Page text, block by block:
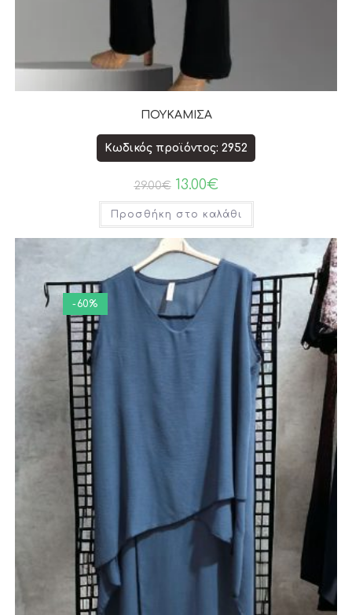
ΠΟΥΚΑΜΙΣΑ
Κωδικός προϊόντος: 2952
29.00€ 13.00€
Προσθήκη στο καλάθι
-60%